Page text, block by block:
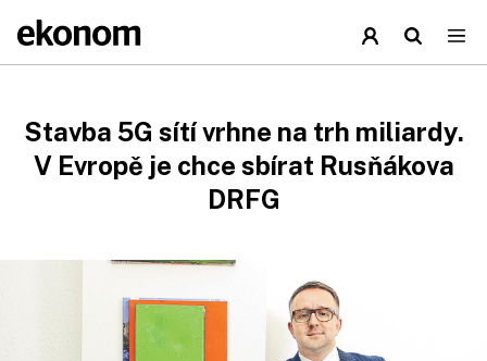
Stavba 5G sítí vrhne na trh miliardy.
V Evropě je chce sbírat Rusňákova
DRFG